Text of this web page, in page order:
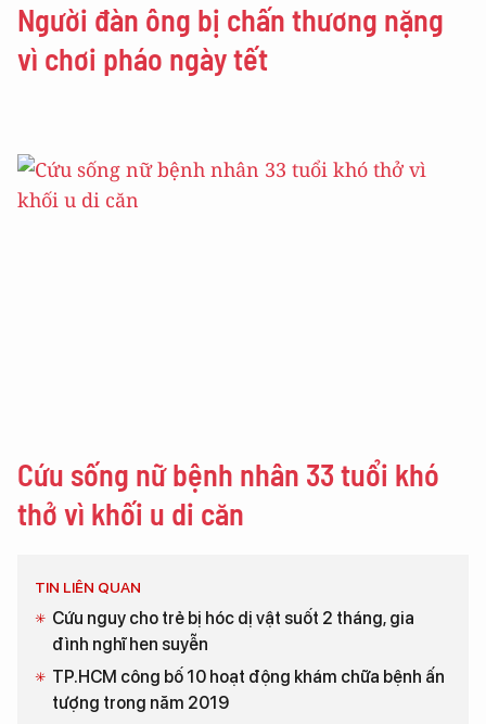
Người đàn ông bị chấn thương nặng
vì chơi pháo ngày tết
Cứu sống nữ bệnh nhân 33 tuổi khó
thở vì khối u di căn
TIN LIÊN QUAN
Cứu nguy cho trẻ bị hóc dị vật suốt 2 tháng, gia
đình nghĩ hen suyễn
TP.HCM công bố 10 hoạt động khám chữa bệnh ấn
tượng trong năm 2019